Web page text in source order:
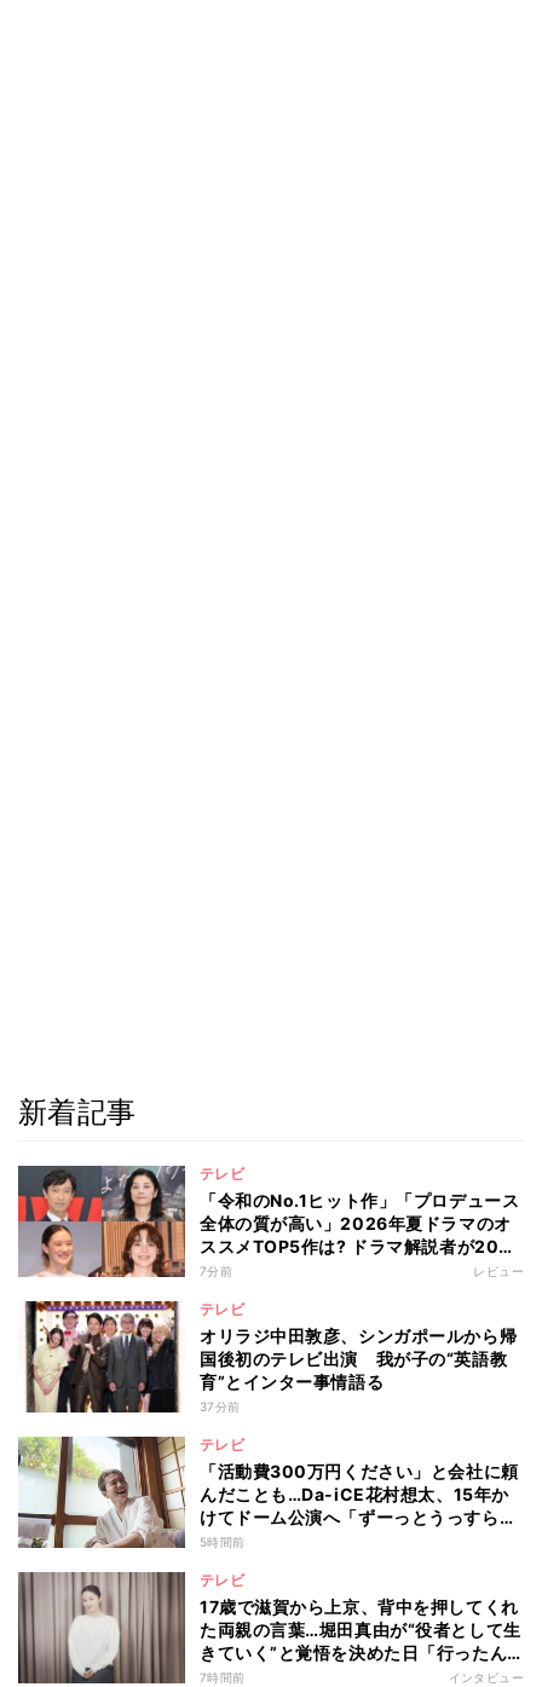
新着記事
テレビ
「令和のNo.1ヒット作」「プロデュース
全体の質が高い」2026年夏ドラマのオ
ススメTOP5作は? ドラマ解説者が20作
の傾向を“視聴率無視”で徹底分析
7分前 レビュー
テレビ
オリラジ中田敦彦、シンガポールから帰
国後初のテレビ出演 我が子の“英語教
育”とインター事情語る
37分前
テレビ
「活動費300万円ください」と会社に頼
んだことも…Da-iCE花村想太、15年か
けてドーム公演へ「ずーっとうっすらや
けど右肩上がり続けられていた」
5時間前
テレビ
17歳で滋賀から上京、背中を押してくれ
た両親の言葉…堀田真由が“役者として生
きていく”と覚悟を決めた日「行ったん
やったら、もう帰られへんな」
7時間前 インタビュー